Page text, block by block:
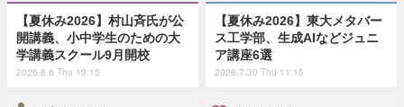
【夏休み2026】村山斉氏が公
開講義、小中学生のための大
学講義スクール9月開校
2026.8.6 Thu 19:15
【夏休み2026】東大メタバー
ス工学部、生成AIなどジュニ
ア講座6選
2026.7.30 Thu 11:15